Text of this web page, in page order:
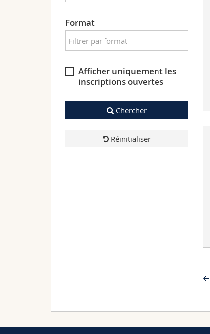
Format
Afficher uniquement les
inscriptions ouvertes
Chercher
Réinitialiser